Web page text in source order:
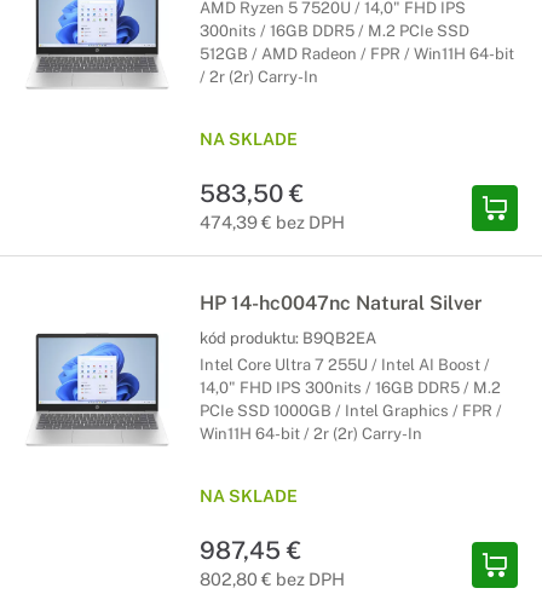
AMD Ryzen 5 7520U / 14,0" FHD IPS
300nits / 16GB DDR5 / M.2 PCIe SSD
512GB / AMD Radeon / FPR / Win11H 64-bit
/ 2r (2r) Carry-In
NA SKLADE
583,50 €
474,39 € bez DPH
HP 14-hc0047nc Natural Silver
kód produktu: B9QB2EA
Intel Core Ultra 7 255U / Intel AI Boost /
14,0" FHD IPS 300nits / 16GB DDR5 / M.2
PCIe SSD 1000GB / Intel Graphics / FPR /
Win11H 64-bit / 2r (2r) Carry-In
NA SKLADE
987,45 €
802,80 € bez DPH